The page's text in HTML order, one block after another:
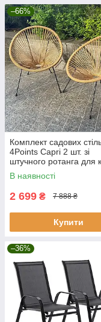
–66%
Комплект садових
4Points Capri 2 шт. зі
штучного ротанга для
на терасу балкона саду
Натуральний
В наявності
2 699 ₴ 7 888 ₴
Купити
–36%